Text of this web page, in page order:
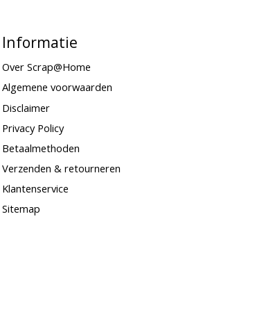
Informatie
Over Scrap@Home
Algemene voorwaarden
Disclaimer
Privacy Policy
Betaalmethoden
Verzenden & retourneren
Klantenservice
Sitemap